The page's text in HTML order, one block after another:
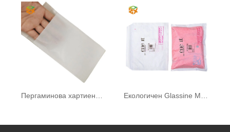
Пергаминова хартиена торба Екологичен Glassine Mailer